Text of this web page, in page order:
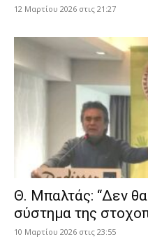
12 Μαρτίου 2026 στις 21:27
Θ. Μπαλτάς: “Δεν
σύστημα της
10 Μαρτίου 2026 στις 23:55